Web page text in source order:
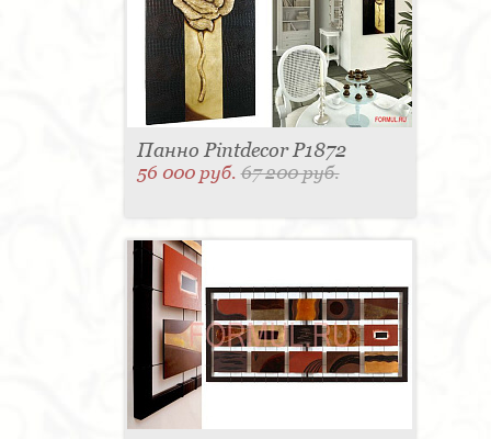
Панно Pintdecor P1872
56 000 руб.67 200 руб.